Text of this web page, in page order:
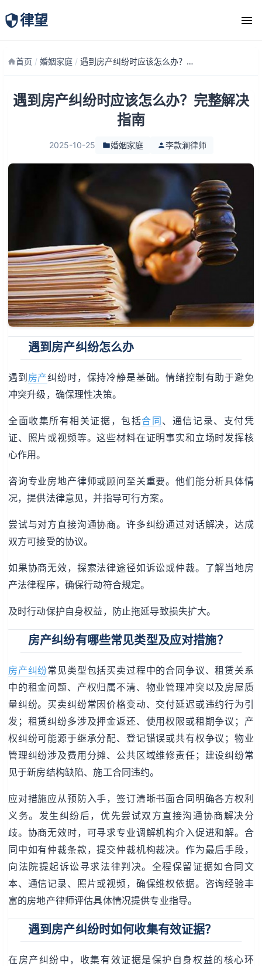
律望
律师团队
首页 / 婚姻家庭 / 遇到房产纠纷时应该怎么办？完整解决指南
遇到房产纠纷时应该怎么办？完整解决
指南
2025-10-25 婚姻家庭 李款澜律师
遇到房产纠纷怎么办
遇到房产纠纷时，保持冷静是基础。情绪控制有助于避免
冲突升级，确保理性决策。
全面收集所有相关证据，包括合同、通信记录、支付凭
证、照片或视频等。这些材料在证明事实和立场时发挥核
心作用。
咨询专业房地产律师或顾问至关重要。他们能分析具体情
况，提供法律意见，并指导可行方案。
尝试与对方直接沟通协商。许多纠纷通过对话解决，达成
双方可接受的协议。
如果协商无效，探索法律途径如诉讼或仲裁。了解当地房
产法律程序，确保行动符合规定。
及时行动保护自身权益，防止拖延导致损失扩大。
房产纠纷有哪些常见类型及应对措施？
房产纠纷常见类型包括买卖过程中的合同争议、租赁关系
中的租金问题、产权归属不清、物业管理冲突以及房屋质
量纠纷。买卖纠纷常因价格变动、交付延迟或违约行为引
发；租赁纠纷多涉及押金返还、使用权限或租期争议；产
权纠纷可能源于继承分配、登记错误或共有权争议；物业
管理纠纷涉及费用分摊、公共区域维修责任；建设纠纷常
见于新房结构缺陷、施工合同违约。
应对措施应从预防入手，签订清晰书面合同明确各方权利
义务。发生纠纷后，优先尝试双方直接沟通协商解决分
歧。协商无效时，可寻求专业调解机构介入促进和解。合
同中如有仲裁条款，提交仲裁机构裁决。作为最后手段，
向法院提起诉讼寻求法律判决。全程保留证据如合同文
本、通信记录、照片或视频，确保维权依据。咨询经验丰
富的房地产律师评估具体情况提供专业指导。
遇到房产纠纷时如何收集有效证据？
在房产纠纷中，收集有效证据是保护自身权益的核心环